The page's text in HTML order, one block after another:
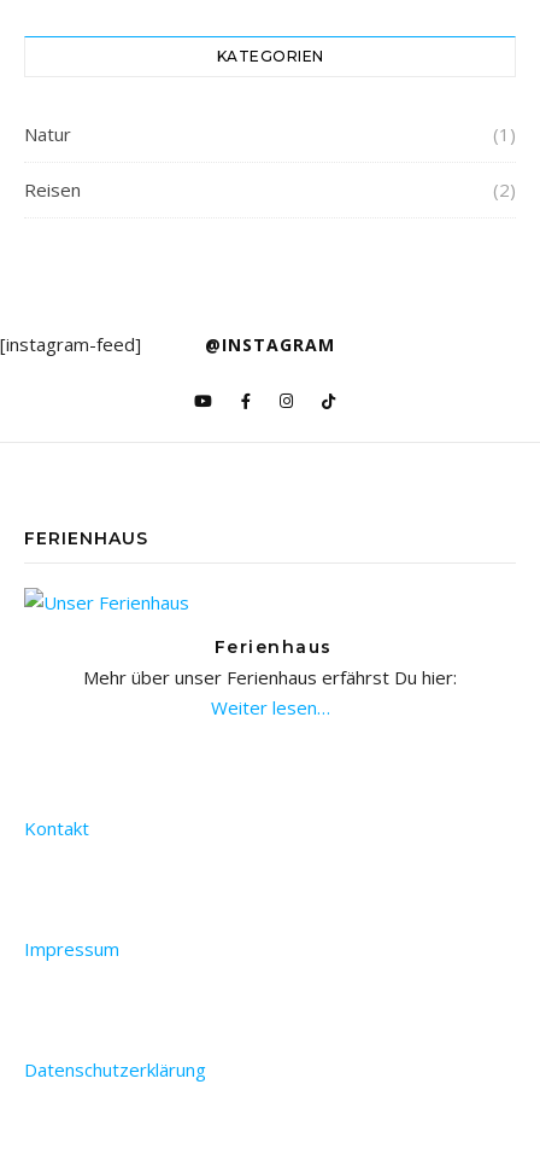
KATEGORIEN
Natur (1)
Reisen (2)
@INSTAGRAM
[instagram-feed]
FERIENHAUS
Ferienhaus
Mehr über unser Ferienhaus erfährst Du hier:
Weiter lesen…
Kontakt
Impressum
Datenschutzerklärung